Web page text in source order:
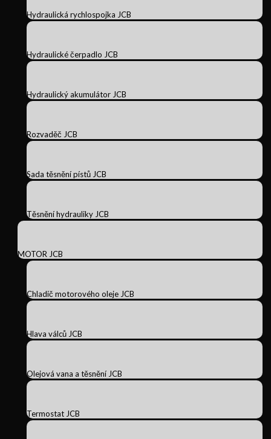
Hydraulická rychlospojka JCB
Hydraulické čerpadlo JCB
Hydraulický akumulátor JCB
Rozvaděč JCB
Sada těsnění pístů JCB
Těsnění hydrauliky JCB
MOTOR JCB
Chladič motorového oleje JCB
Hlava válců JCB
Olejová vana a těsnění JCB
Termostat JCB